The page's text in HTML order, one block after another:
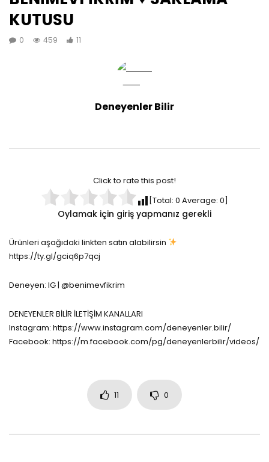
KUTUSU
0 459 11
Deneyenler Bilir
Click to rate this post!
[Total: 0 Average: 0]
Oylamak için giriş yapmanız gerekli
Ürünleri aşağıdaki linkten satın alabilirsin
https://ty.gl/gciq6p7qcj
Deneyen: IG | @benimevfikrim
DENEYENLER BİLİR İLETİŞİM KANALLARI
Instagram: https://www.instagram.com/deneyenler.bilir/
Facebook: https://m.facebook.com/pg/deneyenlerbilir/videos/
11 0